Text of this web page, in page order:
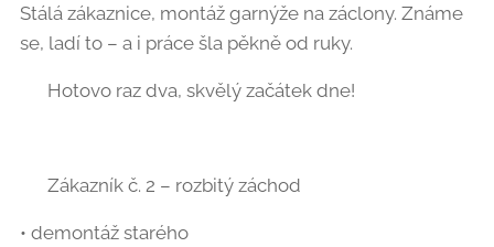
Stálá zákaznice, montáž garnýže na záclony. Známe
se, ladí to – a i práce šla pěkně od ruky.
✔️ Hotovo raz dva, skvělý začátek dne!
🚽 Zákazník č. 2 – rozbitý záchod
• demontáž starého